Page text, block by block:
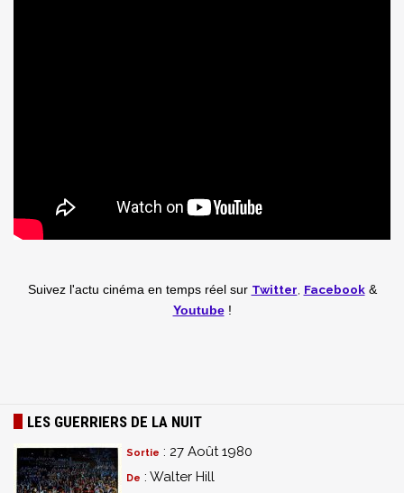
Suivez l'actu cinéma en temps réel sur Twitter Facebook&
Youtube!
LES GUERRIERS DE LA NUIT
Sortie : 27 Août 1980
De : Walter Hill